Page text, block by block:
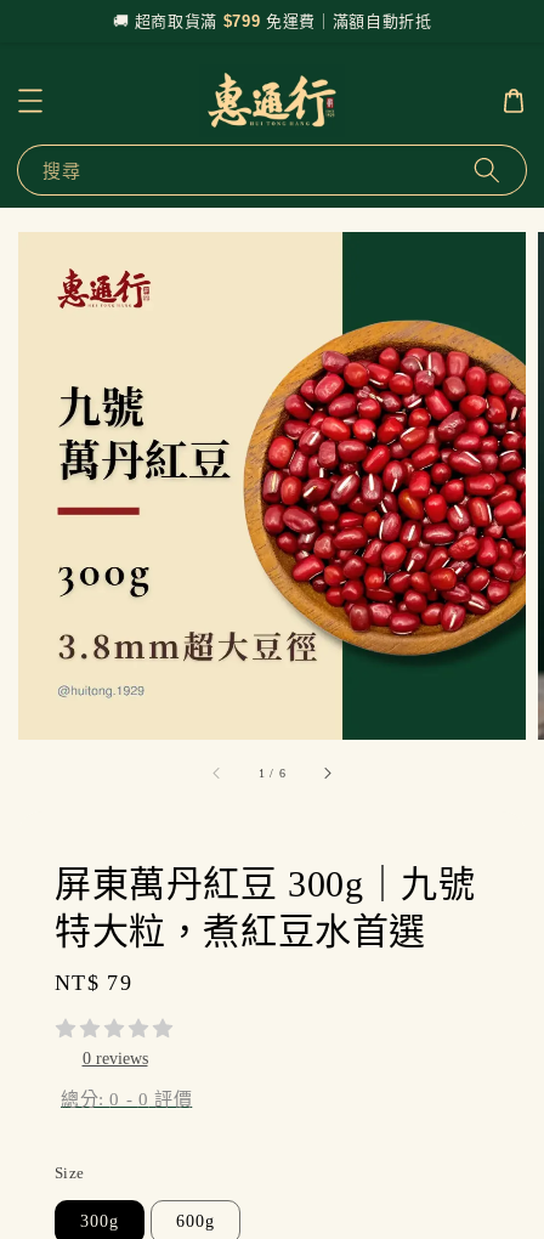
🚚 超商取貨滿 $799 免運費｜滿額自動折抵
搜尋
1 / 6
屏東萬丹紅豆 300g｜九號
特大粒，煮紅豆水首選
Regular
price
NT$ 79
0 reviews
總分:0 - 0 評價
Size
300g 600g